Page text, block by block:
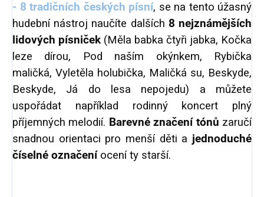
- 8 tradičních českých písní, se na tento úžasný
hudební nástroj naučíte dalších 8 nejznámějších
lidových písniček (Měla babka čtyři jabka, Kočka
leze dírou, Pod naším okýnkem, Rybička
maličká, Vyletěla holubička, Maličká su, Beskyde,
Beskyde, Já do lesa nepojedu) a můžete
uspořádat například rodinný koncert plný
příjemných melodií. Barevné značení tónů zaručí
snadnou orientaci pro menší děti a jednoduché
číselné označeníocení ty starší.